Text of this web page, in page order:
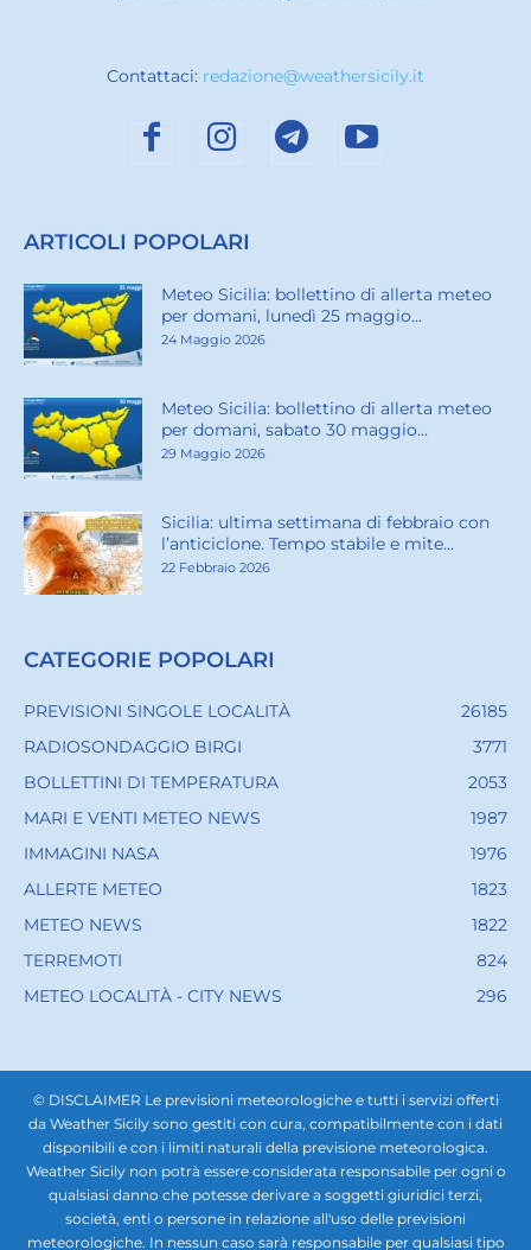
Contattaci: redazione@weathersicily.it
ARTICOLI POPOLARI
Meteo Sicilia: bollettino di allerta meteo
per domani, lunedì 25 maggio...
24 Maggio 2026
Meteo Sicilia: bollettino di allerta meteo
per domani, sabato 30 maggio...
29 Maggio 2026
Sicilia: ultima settimana di febbraio con
l’anticiclone. Tempo stabile e mite...
22 Febbraio 2026
CATEGORIE POPOLARI
PREVISIONI SINGOLE LOCALITÀ
26185
RADIOSONDAGGIO BIRGI
3771
BOLLETTINI DI TEMPERATURA
2053
MARI E VENTI METEO NEWS
1987
IMMAGINI NASA
1976
ALLERTE METEO
1823
METEO NEWS
1822
TERREMOTI
824
METEO LOCALITÀ - CITY NEWS
296
© DISCLAIMER Le previsioni meteorologiche e tutti i servizi offerti
da Weather Sicily sono gestiti con cura, compatibilmente con i dati
disponibili e con i limiti naturali della previsione meteorologica.
Weather Sicily non potrà essere considerata responsabile per ogni o
qualsiasi danno che potesse derivare a soggetti giuridici terzi,
società, enti o persone in relazione all'uso delle previsioni
meteorologiche. In nessun caso sarà responsabile per qualsiasi tipo